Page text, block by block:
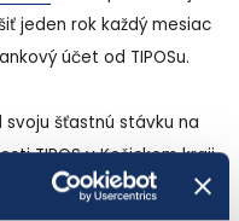
jeden rok každý mesiac
účet od TIPOSu.
šťastnú stávku na
TIPOS v Košickom kraji.
svojimi číslami štyri